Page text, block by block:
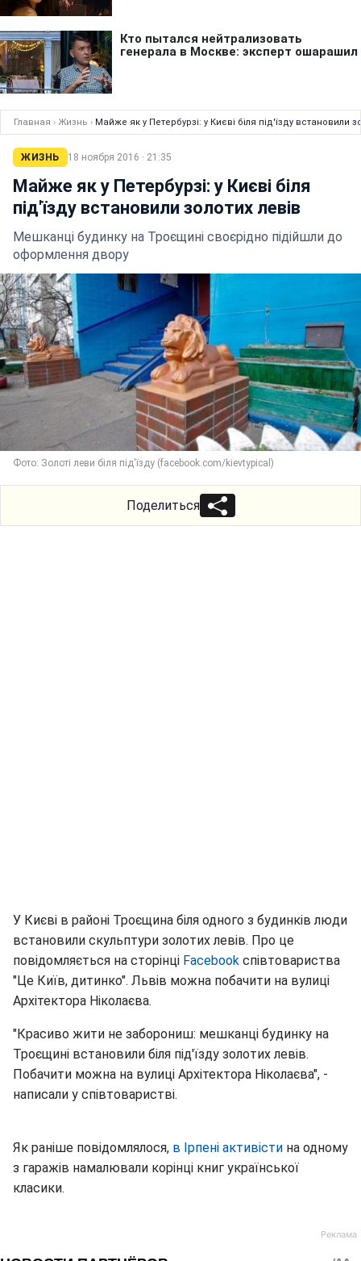
Главная › Жизнь › Майже як у Петербурзі: у Києві біля під'їзду встановили
ЖИЗНЬ 18 ноября 2016 · 21:35
Майже як у Петербурзі: у Києві біля
під'їзду встановили золотих левів
Мешканці будинку на Троєщині своєрідно підійшли до
оформлення двору
Фото: Золоті леви біля під'їзду (facebook.com/kievtypical)
Поделиться
У Києві в районі Троєщина біля одного з будинків люди
встановили скульптури золотих левів. Про це
повідомляється на сторінці Facebook співтовариства
"Це Київ, дитинко". Львів можна побачити на вулиці
Архітектора Ніколаєва.
"Красиво жити не заборониш: мешканці будинку на
Троєщині встановили біля під'їзду золотих левів.
Побачити можна на вулиці Архітектора Ніколаєва", -
написали у співтоваристві.
Як раніше повідомлялося, в Ірпені активісти на одному
з гаражів намалювали корінці книг української
класики.